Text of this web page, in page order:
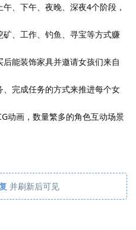
、下午、夜晚、深夜4个阶段，
、工作、钓鱼、寻宝等方式赚
能装饰家具并邀请女孩们来自
完成任务的方式来推进每个女
动画，数量繁多的角色互动场景
并刷新后可见